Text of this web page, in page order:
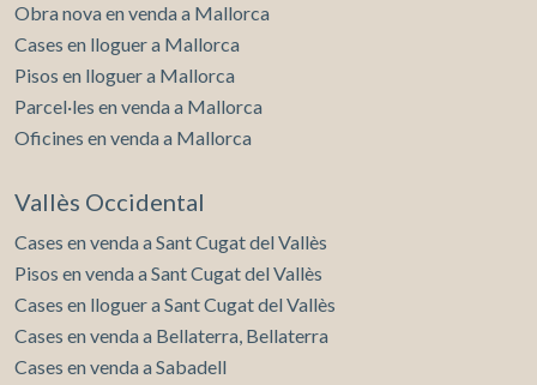
Obra nova en venda a Mallorca
Cases en lloguer a Mallorca
Pisos en lloguer a Mallorca
Parcel·les en venda a Mallorca
Oficines en venda a Mallorca
Vallès Occidental
Cases en venda a Sant Cugat del Vallès
Pisos en venda a Sant Cugat del Vallès
Cases en lloguer a Sant Cugat del Vallès
Cases en venda a Bellaterra, Bellaterra
Cases en venda a Sabadell